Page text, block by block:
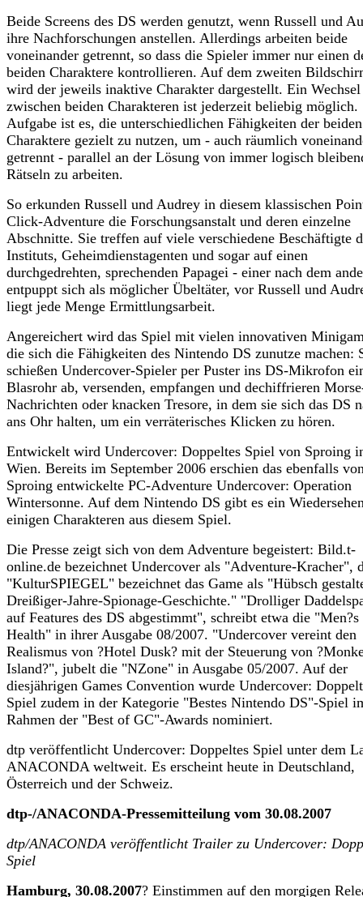
Beide Screens des DS werden genutzt, wenn Russell und
ihre Nachforschungen anstellen. Allerdings arbeiten beide
voneinander getrennt, so dass die Spieler immer nur einen
beiden Charaktere kontrollieren. Auf dem zweiten
wird der jeweils inaktive Charakter dargestellt. Ein Wechsel
zwischen beiden Charakteren ist jederzeit beliebig möglich.
Aufgabe ist es, die unterschiedlichen Fähigkeiten der beiden
Charaktere gezielt zu nutzen, um - auch räumlich
getrennt - parallel an der Lösung von immer logisch
Rätseln zu arbeiten.
So erkunden Russell und Audrey in diesem klassischen
Click-Adventure die Forschungsanstalt und deren einzelne
Abschnitte. Sie treffen auf viele verschiedene Beschäftigte
Instituts, Geheimdienstagenten und sogar auf einen
durchgedrehten, sprechenden Papagei - einer nach dem
entpuppt sich als möglicher Übeltäter, vor Russell und
liegt jede Menge Ermittlungsarbeit.
Angereichert wird das Spiel mit vielen innovativen
die sich die Fähigkeiten des Nintendo DS zunutze machen:
schießen Undercover-Spieler per Puster ins DS-Mikrofon
Blasrohr ab, versenden, empfangen und dechiffrieren
Nachrichten oder knacken Tresore, in dem sie sich das DS
ans Ohr halten, um ein verräterisches Klicken zu hören.
Entwickelt wird Undercover: Doppeltes Spiel von Sproing
Wien. Bereits im September 2006 erschien das ebenfalls
Sproing entwickelte PC-Adventure Undercover: Operation
Wintersonne. Auf dem Nintendo DS gibt es ein
einigen Charakteren aus diesem Spiel.
Die Presse zeigt sich von dem Adventure begeistert: Bild.t-
online.de bezeichnet Undercover als "Adventure-Kracher",
"KulturSPIEGEL" bezeichnet das Game als "Hübsch
Dreißiger-Jahre-Spionage-Geschichte." "Drolliger
auf Features des DS abgestimmt", schreibt etwa die "Men?s
Health" in ihrer Ausgabe 08/2007. "Undercover vereint den
Realismus von ?Hotel Dusk? mit der Steuerung von
Island?", jubelt die "NZone" in Ausgabe 05/2007. Auf der
diesjährigen Games Convention wurde Undercover:
Spiel zudem in der Kategorie "Bestes Nintendo DS"-Spiel
Rahmen der "Best of GC"-Awards nominiert.
dtp veröffentlicht Undercover: Doppeltes Spiel unter dem
ANACONDA weltweit. Es erscheint heute in Deutschland,
Österreich und der Schweiz.
dtp-/ANACONDA-Pressemitteilung vom 30.08.2007
dtp/ANACONDA veröffentlicht Trailer zu Undercover:
Spiel
Hamburg, 30.08.2007? Einstimmen auf den morgigen